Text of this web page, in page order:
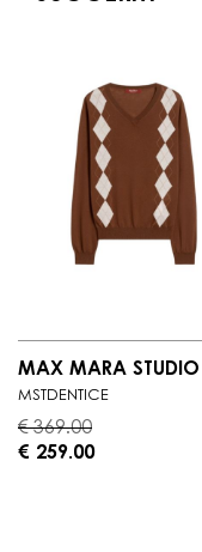
MAX MARA STUDIO
MSTDENTICE
€ 369.00
€ 259.00